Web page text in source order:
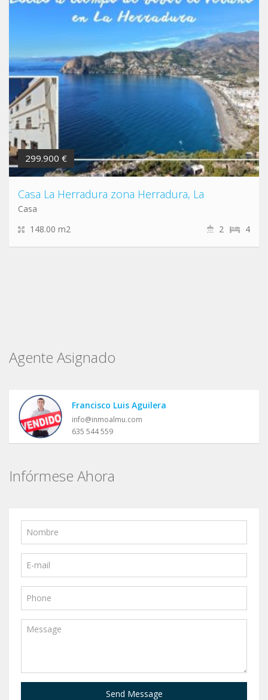
299.900 €
Casa La Herradura zona Herradura, La
Casa
148.00 m2
4
2
Agente Asignado
Francisco Luis Aguilera
info@inmoalmu.com
635 544 559
Infórmese Ahora
Send Message